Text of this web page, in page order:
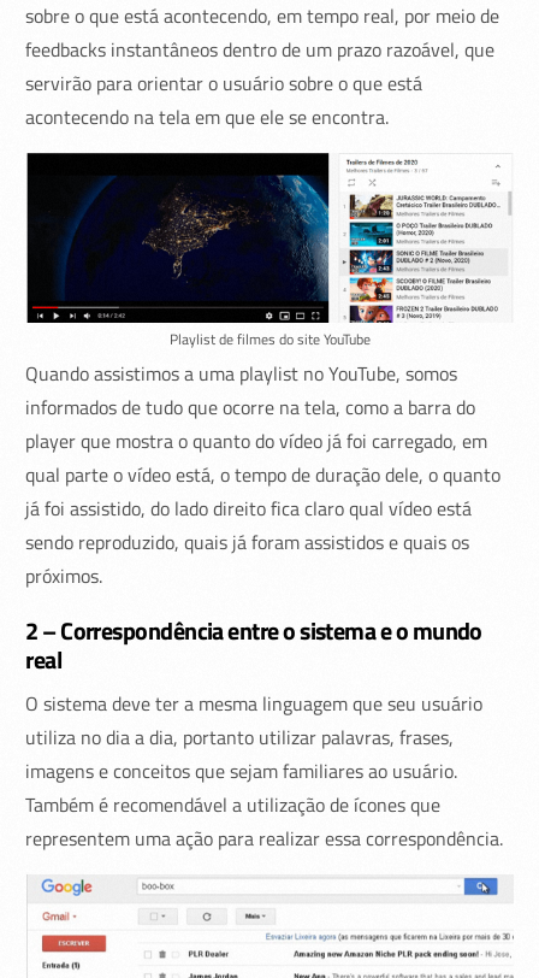
sobre o que está acontecendo, em tempo real, por meio de
feedbacks instantâneos dentro de um prazo razoável, que
servirão para orientar o usuário sobre o que está
acontecendo na tela em que ele se encontra.
Playlist de filmes do site YouTube
Quando assistimos a uma playlist no YouTube, somos
informados de tudo que ocorre na tela, como a barra do
player que mostra o quanto do vídeo já foi carregado, em
qual parte o vídeo está, o tempo de duração dele, o quanto
já foi assistido, do lado direito fica claro qual vídeo está
sendo reproduzido, quais já foram assistidos e quais os
próximos.
2 – Correspondência entre o sistema e o mundo
real
O sistema deve ter a mesma linguagem que seu usuário
utiliza no dia a dia, portanto utilizar palavras, frases,
imagens e conceitos que sejam familiares ao usuário.
Também é recomendável a utilização de ícones que
representem uma ação para realizar essa correspondência.